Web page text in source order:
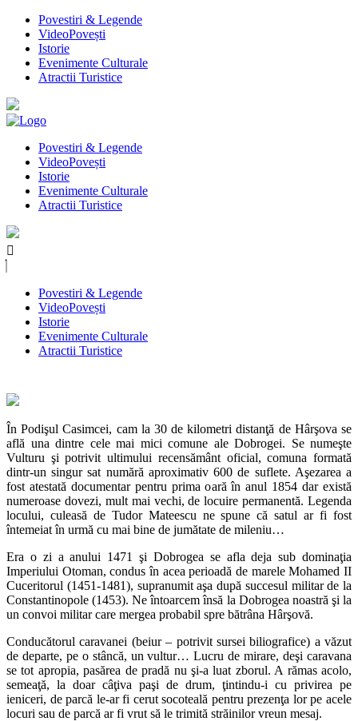
Povestiri & Legende
VideoPovești
Istorie
Evenimente Culturale
Atractii Turistice
Povestiri & Legende
VideoPovești
Istorie
Evenimente Culturale
Atractii Turistice
Povestiri & Legende
VideoPovești
Istorie
Evenimente Culturale
Atractii Turistice
În Podişul Casimcei, cam la 30 de kilometri distanţă de Hârşova se
află una dintre cele mai mici comune ale Dobrogei. Se numeşte
Vulturu şi potrivit ultimului recensământ oficial, comuna formată
dintr-un singur sat numără aproximativ 600 de suflete. Aşezarea a
fost atestată documentar pentru prima oară în anul 1854 dar există
numeroase dovezi, mult mai vechi, de locuire permanentă. Legenda
locului, culeasă de Tudor Mateescu ne spune că satul ar fi fost
întemeiat în urmă cu mai bine de jumătate de mileniu…
Era o zi a anului 1471 şi Dobrogea se afla deja sub dominaţia
Imperiului Otoman, condus în acea perioadă de marele Mohamed II
Cuceritorul (1451-1481), supranumit aşa după succesul militar de la
Constantinopole (1453). Ne întoarcem însă la Dobrogea noastră şi la
un convoi militar care mergea probabil spre bătrâna Hârşovă.
Conducătorul caravanei (beiur – potrivit sursei biliografice) a văzut
de departe, pe o stâncă, un vultur… Lucru de mirare, deşi caravana
se tot apropia, pasărea de pradă nu şi-a luat zborul. A rămas acolo,
semeaţă, la doar câţiva paşi de drum, ţintindu-i cu privirea pe
ieniceri, de parcă le-ar fi cerut socoteală pentru prezenţa lor pe acele
locuri sau de parcă ar fi vrut să le trimită străinilor vreun mesaj.